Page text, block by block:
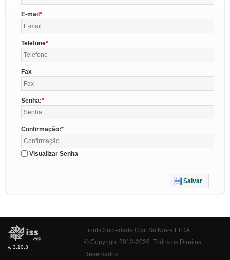
E-mail
Telefone
Fax
Senha:
Confirmação:
Visualizar Senha
Salvar
v. 3.10.3
Fiorilli Sociedade Civil Software LTDA
© Copyright 2012-2026. Todos os Direitos
Reservados.